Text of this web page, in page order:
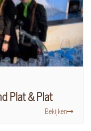
Plat & Plat
Bekijken